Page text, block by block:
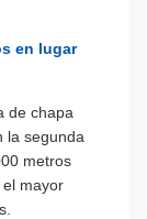
en lugar
de chapa
la segunda
metros
mayor